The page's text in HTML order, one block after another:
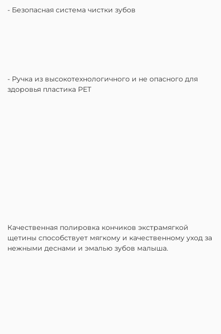
- Безопасная система чистки зубов
- Ручка из высокотехнологичного и не опасного для
здоровья пластика PET
Качественная полировка кончиков экстрамягкой
щетины способствует мягкому и качественному уход за
нежными деснами и эмалью зубов малыша.